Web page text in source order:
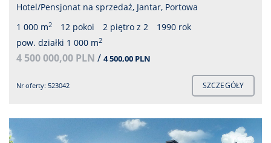
Hotel/Pensjonat na sprzedaż, Jantar, Portowa
1 000 m2 12 pokoi 2 piętro z 2
1990 rok
pow. działki 1 000 m2
4 500 000,00 PLN / 4 500,00 PLN
Nr oferty: 523042 SZCZEGÓŁY